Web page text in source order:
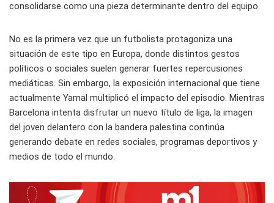
consolidarse como una pieza determinante dentro del equipo.
No es la primera vez que un futbolista protagoniza una
situación de este tipo en Europa, donde distintos gestos
políticos o sociales suelen generar fuertes repercusiones
mediáticas. Sin embargo, la exposición internacional que tiene
actualmente Yamal multiplicó el impacto del episodio. Mientras
Barcelona intenta disfrutar un nuevo título de liga, la imagen
del joven delantero con la bandera palestina continúa
generando debate en redes sociales, programas deportivos y
medios de todo el mundo.